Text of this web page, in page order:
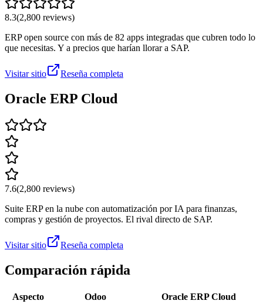
8.3(2,800 reviews)
ERP open source con más de 82 apps integradas que cubren todo lo
que necesitas. Y a precios que harían llorar a SAP.
Visitar sitio Reseña completa
Oracle ERP Cloud
7.6(2,800 reviews)
Suite ERP en la nube con automatización por IA para finanzas,
compras y gestión de proyectos. El rival directo de SAP.
Visitar sitio Reseña completa
Comparación rápida
Aspecto Odoo Oracle ERP Cloud